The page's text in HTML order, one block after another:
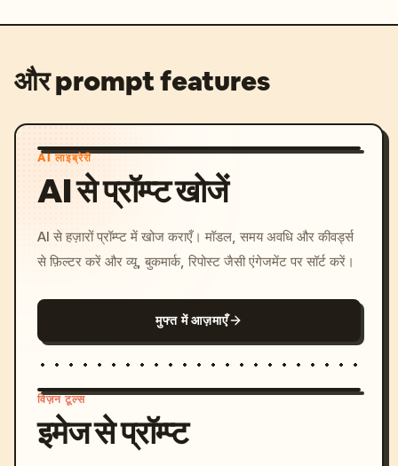
और prompt features
AI लाइब्रेरी
AI से प्रॉम्प्ट खोजें
AI से हज़ारों प्रॉम्प्ट में खोज कराएँ। मॉडल, समय अवधि और कीवर्ड्स
से फ़िल्टर करें और व्यू, बुकमार्क, रिपोस्ट जैसी एंगेजमेंट पर सॉर्ट करें।
मुफ्त में आज़माएँ
विज़न टूल्स
इमेज से प्रॉम्प्ट